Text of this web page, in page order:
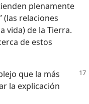
plenamente
(las relaciones
vida) de la Tierra.
de estos
que la más
la explicación